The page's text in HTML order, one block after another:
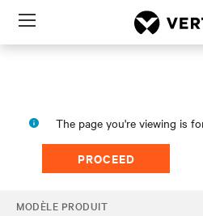
Menu
The page you're viewing is
PROCEED
MODÈLE PRODUIT